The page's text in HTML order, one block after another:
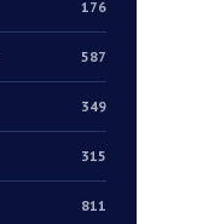
176
587
349
315
811